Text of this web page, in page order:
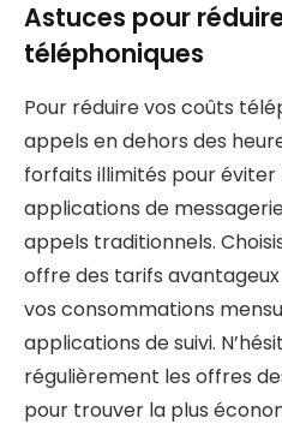
Astuces pour
téléphoniques
Pour réduire vos coûts
appels en dehors des
forfaits illimités pour éviter
applications de
appels traditionnels.
offre des tarifs avantageux
vos consommations
applications de suivi.
régulièrement les offres
pour trouver la plus